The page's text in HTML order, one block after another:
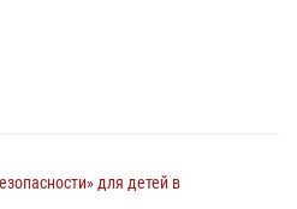
для детей в